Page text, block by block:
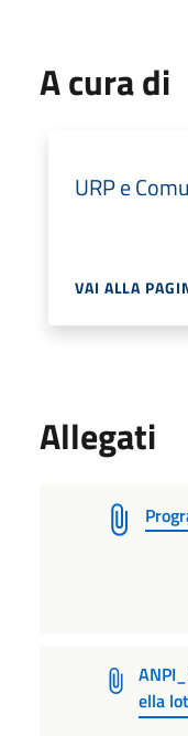
A cura di
URP e
VAI ALLA
Allegati
ella